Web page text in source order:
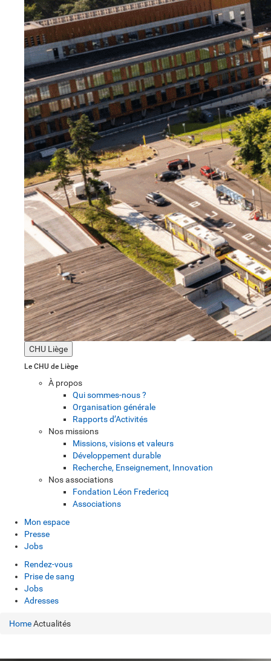
CHU Liège
Le CHU de Liège
À propos
Qui sommes-nous ?
Organisation générale
Rapports d’Activités
Nos missions
Missions, visions et valeurs
Développement durable
Recherche, Enseignement, Innovation
Nos associations
Fondation Léon Fredericq
Associations
Mon espace
Presse
Jobs
Rendez-vous
Prise de sang
Jobs
Adresses
HomeActualités